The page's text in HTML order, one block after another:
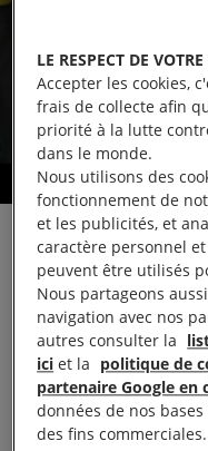
Défendre les droits humains
Le groupe 112
à Thionville, réunit
régulièrement sur le
défense ou de
groupe est parrain
LE RESPECT DE
Accepter les cookies,
frais de collecte afin
priorité à la lutte
dans le monde.
Nous utilisons des
fonctionnement de
et les publicités, et
caractère personnel
peuvent être utilisés
Nous partageons
navigation avec nos
autres consulter la
ici et la politique de
partenaire Google en
données de nos
des fins commerciales.